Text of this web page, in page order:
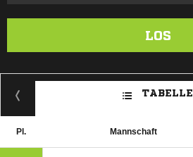
LOS
TABELLE
Pl. Mannschaft